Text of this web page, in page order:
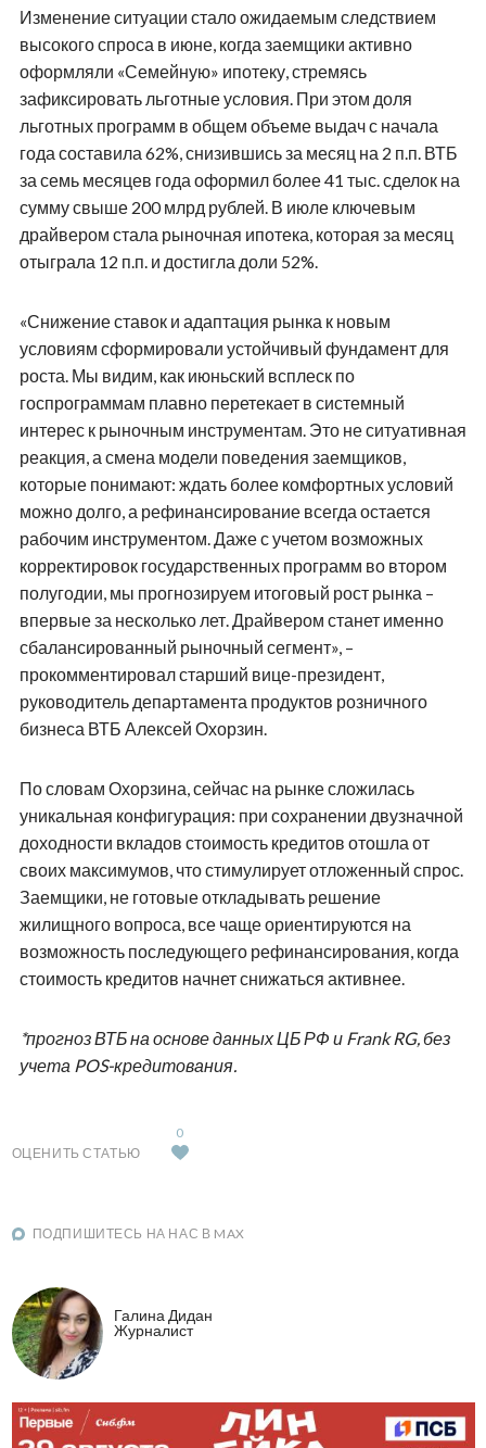
Изменение ситуации стало ожидаемым следствием
высокого спроса в июне, когда заемщики активно
оформляли «Семейную» ипотеку, стремясь
зафиксировать льготные условия. При этом доля
льготных программ в общем объеме выдач с начала
года составила 62%, снизившись за месяц на 2 п.п. ВТБ
за семь месяцев года оформил более 41 тыс. сделок на
сумму свыше 200 млрд рублей. В июле ключевым
драйвером стала рыночная ипотека, которая за месяц
отыграла 12 п.п. и достигла доли 52%.
«Снижение ставок и адаптация рынка к новым
условиям сформировали устойчивый фундамент для
роста. Мы видим, как июньский всплеск по
госпрограммам плавно перетекает в системный
интерес к рыночным инструментам. Это не ситуативная
реакция, а смена модели поведения заемщиков,
которые понимают: ждать более комфортных условий
можно долго, а рефинансирование всегда остается
рабочим инструментом. Даже с учетом возможных
корректировок государственных программ во втором
полугодии, мы прогнозируем итоговый рост рынка –
впервые за несколько лет. Драйвером станет именно
сбалансированный рыночный сегмент», –
прокомментировал старший вице-президент,
руководитель департамента продуктов розничного
бизнеса ВТБ Алексей Охорзин.
По словам Охорзина, сейчас на рынке сложилась
уникальная конфигурация: при сохранении двузначной
доходности вкладов стоимость кредитов отошла от
своих максимумов, что стимулирует отложенный спрос.
Заемщики, не готовые откладывать решение
жилищного вопроса, все чаще ориентируются на
возможность последующего рефинансирования, когда
стоимость кредитов начнет снижаться активнее.
*прогноз ВТБ на основе данных ЦБ РФ и Frank RG, без
учета POS-кредитования.
ОЦЕНИТЬ СТАТЬЮ
0
ПОДПИШИТЕСЬ НА НАС В MAX
Галина Дидан
Журналист